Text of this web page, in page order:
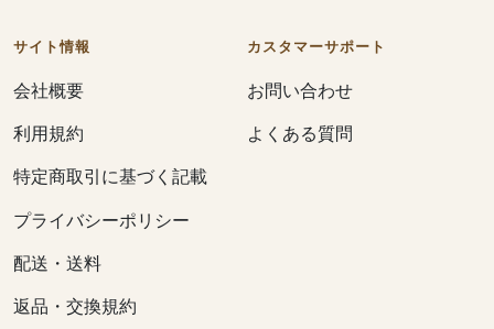
サイト情報
会社概要
利用規約
特定商取引に基づく記載
プライバシーポリシー
配送・送料
返品・交換規約
カスタマーサポート
お問い合わせ
よくある質問